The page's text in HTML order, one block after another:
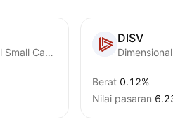
Avantis International Small Cap Value ETF
DISV
Berat 0.12%
Nilai pasaran